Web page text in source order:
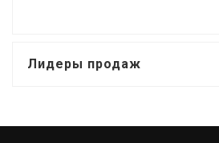
Лидеры продаж